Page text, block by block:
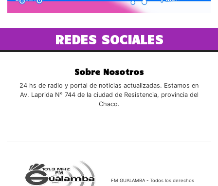
REDES SOCIALES
Sobre Nosotros
24 hs de radio y portal de noticias actualizadas. Estamos en
Av. Laprida N° 744 de la ciudad de Resistencia, provincia del
Chaco.
FM GUALAMBA - Todos los derechos